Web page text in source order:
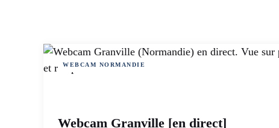
WEBCAM NORMANDIE
Webcam Granville [en direct]